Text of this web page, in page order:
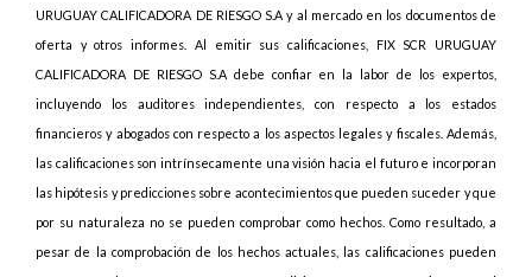
URUGUAY CALIFICADORA DE RIESGO S.A y al mercado en los documentos de
oferta y otros informes. Al emitir sus calificaciones, FIX SCR URUGUAY
CALIFICADORA DE RIESGO S.A debe confiar en la labor de los expertos,
incluyendo los auditores independientes, con respecto a los estados
financieros y abogados con respecto a los aspectos legales y fiscales. Además,
las calificaciones son intrínsecamente una visión hacia el futuro e incorporan
las hipótesis y predicciones sobre acontecimientos que pueden suceder y que
por su naturaleza no se pueden comprobar como hechos. Como resultado, a
pesar de la comprobación de los hechos actuales, las calificaciones pueden